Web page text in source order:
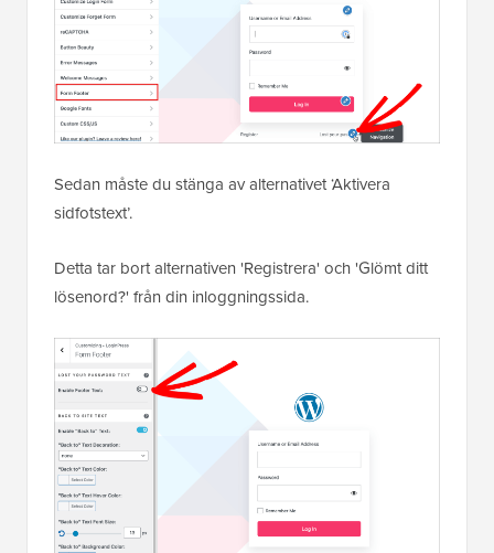
Sedan måste du stänga av alternativet ‘Aktivera
sidfotstext’.
Detta tar bort alternativen 'Registrera' och 'Glömt ditt
lösenord?' från din inloggningssida.